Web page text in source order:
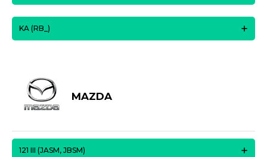
KA (RB_)
MAZDA
121 III (JASM, JBSM)